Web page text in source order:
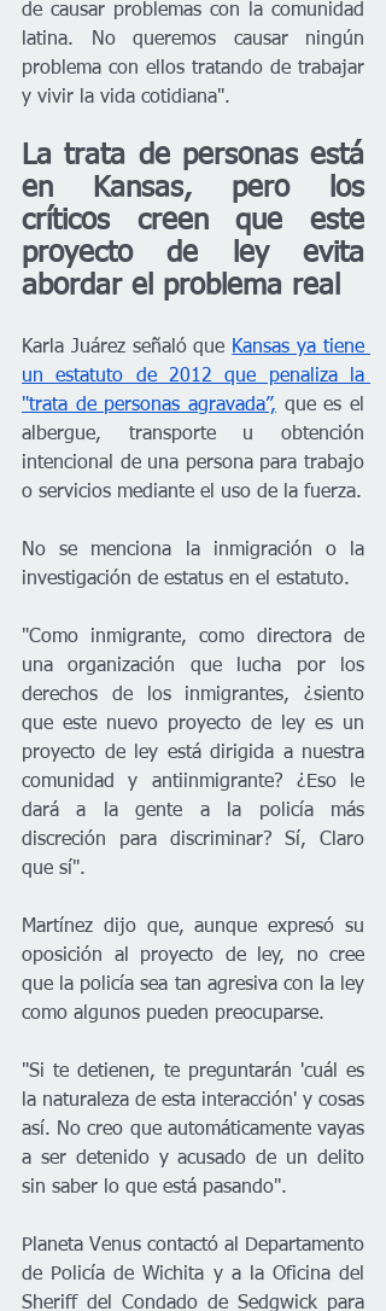
de causar problemas con la comunidad
latina. No queremos causar ningún
problema con ellos tratando de trabajar
y vivir la vida cotidiana".
La trata de personas está
en Kansas, pero los
críticos creen que este
proyecto de ley evita
abordar el problema real
Karla Juárez señaló que Kansas ya tiene
un estatuto de 2012 que penaliza la
"trata de personas agravada”, que es el
albergue, transporte u obtención
intencional de una persona para trabajo
No se menciona la inmigración o la
investigación de estatus en el estatuto.
"Como inmigrante, como directora de
una organización que lucha por los
derechos de los inmigrantes, ¿siento
que este nuevo proyecto de ley es un
proyecto de ley está dirigida a nuestra
comunidad y antiinmigrante? ¿Eso le
dará a la gente a la policía más
discreción para discriminar? Sí, Claro
que sí".
Martínez dijo que, aunque expresó su
oposición al proyecto de ley, no cree
que la policía sea tan agresiva con la ley
como algunos pueden preocuparse.
"Si te detienen, te preguntarán 'cuál es
la naturaleza de esta interacción' y cosas
así. No creo que automáticamente vayas
a ser detenido y acusado de un delito
sin saber lo que está pasando".
Planeta Venus contactó al Departamento
de Policía de Wichita y a la Oficina del
Sheriff del Condado de Sedgwick para